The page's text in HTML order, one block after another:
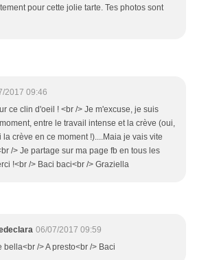
pour cette jolie tarte. Tes photos sont
2017 09:46
ce clin d'oeil ! <br /> Je m'excuse, je suis
entre le travail intense et la crève (oui,
la crève en ce moment !)....Maia je vais vite
/> Je partage sur ma page fb en tous les
!<br /> Baci baci<br /> Graziella
06/07/2017 09:59
bella<br /> A presto<br /> Baci